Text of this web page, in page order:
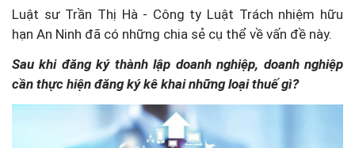
Luật sư Trần Thị Hà - Công ty Luật Trách nhiệm hữu
hạn An Ninh đã có những chia sẻ cụ thể về vấn đề này.
Sau khi đăng ký thành lập doanh nghiệp, doanh nghiệp
cần thực hiện đăng ký kê khai những loại thuế gì?